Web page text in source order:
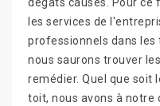
dégâts causés. Pour ce
les services de
professionnels dans
nous saurons trouver
remédier. Quel que soit
toit, nous avons à notre